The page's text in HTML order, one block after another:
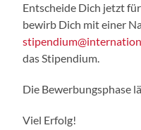
Entscheide Dich jetzt
bewirb Dich mit einer
das Stipendium.
Die Bewerbungsphase
Viel Erfolg!